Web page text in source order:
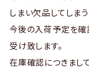
しまい欠品してしま
今後の入荷予定を確
受け致します。
在庫確認につきまし